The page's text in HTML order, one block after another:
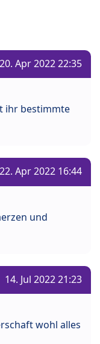
20. Apr 2022 22:35
ihr bestimmte
22. Apr 2022 16:44
und
14. Jul 2022 21:23
wohl alles